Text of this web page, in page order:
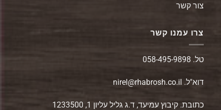
צור קשר
צרו עמנו קשר
טל. 058-495-9898
דוא"ל. nirel@rhabrosh.co.il
כתובת. קיבוץ עמיעד, ד.ג גליל עליון 1, 1233500